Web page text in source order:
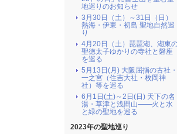
地巡りのお知らせ
3月30日（土）～31日（日）
熱海・伊東・初島 聖地自然巡
り
4月20日（土）琵琶湖、湖東
聖徳太子ゆかりの寺社と磐座
を巡る
5月13日(月) 大阪屈指の古社・
一之宮（住吉大社・枚岡神
社）等を巡る
6月1日(土)～2日(日) 天下の名
湯・草津と浅間山――火と水
と緑の聖地を巡る
2023年の聖地巡り